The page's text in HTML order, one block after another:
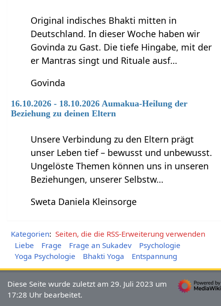
Original indisches Bhakti mitten in
Deutschland. In dieser Woche haben wir
Govinda zu Gast. Die tiefe Hingabe, mit der
er Mantras singt und Rituale ausf…
Govinda
16.10.2026 - 18.10.2026 Aumakua-Heilung der
Beziehung zu deinen Eltern
Unsere Verbindung zu den Eltern prägt
unser Leben tief – bewusst und unbewusst.
Ungelöste Themen können uns in unseren
Beziehungen, unserer Selbstw…
Sweta Daniela Kleinsorge
Kategorien: Seiten, die die RSS-Erweiterung verwenden
Liebe
Frage Frage an Sukadev
Psychologie
Yoga Psychologie
Bhakti Yoga Entspannung
Diese Seite wurde zuletzt am 29. Juli 2023 um
17:28 Uhr bearbeitet.